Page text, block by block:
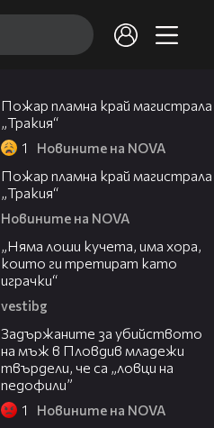
Пожар пламна край магистрала
„Тракия“
1 Новините на NOVA
Пожар пламна край магистрала
„Тракия“
Новините на NOVA
„Няма лоши кучета, има хора,
които ги третират като
играчки“
vestibg
Задържаните за убийството
на мъж в Пловдив младежи
твърдели, че са „ловци на
педофили”
1 Новините на NOVA